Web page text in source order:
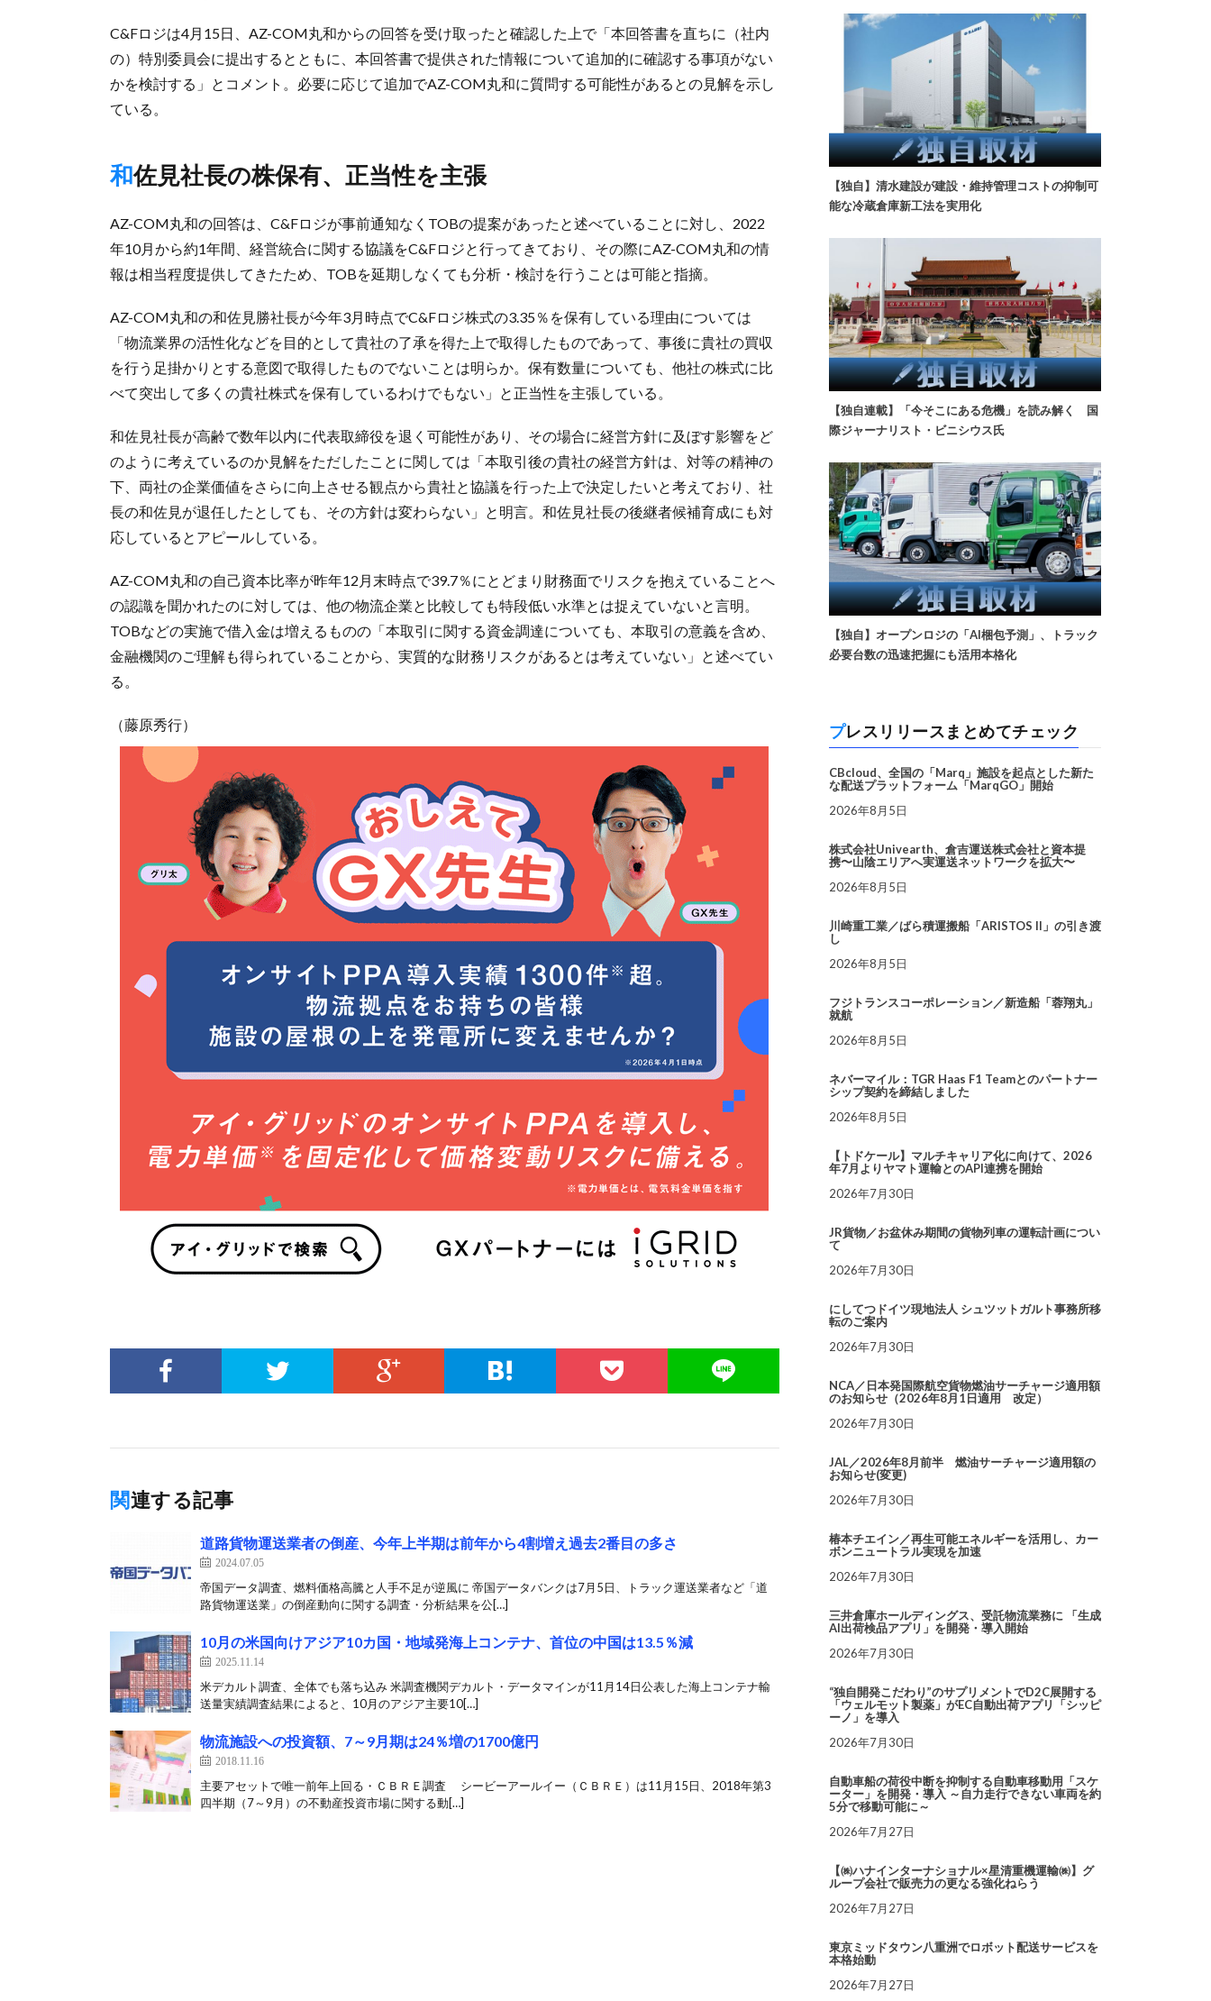
C&Fロジは4月15日、AZ-COM丸和からの回答を受け取ったと確認した上で「本回答書を直ちに（社内
の）特別委員会に提出するとともに、本回答書で提供された情報について追加的に確認する事項がない
かを検討する」とコメント。必要に応じて追加でAZ-COM丸和に質問する可能性があるとの見解を示し
ている。
和佐見社長の株保有、正当性を主張
AZ-COM丸和の回答は、C&Fロジが事前通知なくTOBの提案があったと述べていることに対し、2022
年10月から約1年間、経営統合に関する協議をC&Fロジと行ってきており、その際にAZ-COM丸和の情
報は相当程度提供してきたため、TOBを延期しなくても分析・検討を行うことは可能と指摘。
AZ-COM丸和の和佐見勝社長が今年3月時点でC&Fロジ株式の3.35％を保有している理由については
「物流業界の活性化などを目的として貴社の了承を得た上で取得したものであって、事後に貴社の買収
を行う足掛かりとする意図で取得したものでないことは明らか。保有数量についても、他社の株式に比
べて突出して多くの貴社株式を保有しているわけでもない」と正当性を主張している。
和佐見社長が高齢で数年以内に代表取締役を退く可能性があり、その場合に経営方針に及ぼす影響をど
のように考えているのか見解をただしたことに関しては「本取引後の貴社の経営方針は、対等の精神の
下、両社の企業価値をさらに向上させる観点から貴社と協議を行った上で決定したいと考えており、社
長の和佐見が退任したとしても、その方針は変わらない」と明言。和佐見社長の後継者候補育成にも対
応しているとアピールしている。
AZ-COM丸和の自己資本比率が昨年12月末時点で39.7％にとどまり財務面でリスクを抱えていることへ
の認識を聞かれたのに対しては、他の物流企業と比較しても特段低い水準とは捉えていないと言明。
TOBなどの実施で借入金は増えるものの「本取引に関する資金調達についても、本取引の意義を含め、
金融機関のご理解も得られていることから、実質的な財務リスクがあるとは考えていない」と述べてい
る。
（藤原秀行）
関連する記事
道路貨物運送業者の倒産、今年上半期は前年から4割増え過去2番目の多さ
2024.07.05
帝国データ調査、燃料価格高騰と人手不足が逆風に 帝国データバンクは7月5日、トラック運送業者など「道
路貨物運送業」の倒産動向に関する調査・分析結果を公[…]
10月の米国向けアジア10カ国・地域発海上コンテナ、首位の中国は13.5％減
2025.11.14
米デカルト調査、全体でも落ち込み 米調査機関デカルト・データマインが11月14日公表した海上コンテナ輸
送量実績調査結果によると、10月のアジア主要10[…]
物流施設への投資額、7～9月期は24％増の1700億円
2018.11.16
主要アセットで唯一前年上回る・ＣＢＲＥ調査 シービーアールイー（ＣＢＲＥ）は11月15日、2018年第3
四半期（7～9月）の不動産投資市場に関する動[…]
【独自】清水建設が建設・維持管理コストの抑制可
能な冷蔵倉庫新工法を実用化
【独自連載】「今そこにある危機」を読み解く 国
際ジャーナリスト・ビニシウス氏
【独自】オープンロジの「AI梱包予測」、トラック
必要台数の迅速把握にも活用本格化
プレスリリースまとめてチェック
CBcloud、全国の「Marq」施設を起点とした新た
な配送プラットフォーム「MarqGO」開始
2026年8月5日
株式会社Univearth、倉吉運送株式会社と資本提
携〜山陰エリアへ実運送ネットワークを拡大〜
2026年8月5日
川崎重工業／ばら積運搬船「ARISTOS II」の引き渡
し
2026年8月5日
フジトランスコーポレーション／新造船「蓉翔丸」
就航
2026年8月5日
ネバーマイル：TGR Haas F1 Teamとのパートナー
シップ契約を締結しました
2026年8月5日
【トドケール】マルチキャリア化に向けて、2026
年7月よりヤマト運輸とのAPI連携を開始
2026年7月30日
JR貨物／お盆休み期間の貨物列車の運転計画につい
て
2026年7月30日
にしてつドイツ現地法人 シュツットガルト事務所移
転のご案内
2026年7月30日
NCA／日本発国際航空貨物燃油サーチャージ適用額
のお知らせ（2026年8月1日適用 改定）
2026年7月30日
JAL／2026年8月前半 燃油サーチャージ適用額の
お知らせ(変更)
2026年7月30日
椿本チエイン／再生可能エネルギーを活用し、カー
ボンニュートラル実現を加速
2026年7月30日
三井倉庫ホールディングス、受託物流業務に 「生成
AI出荷検品アプリ」を開発・導入開始
2026年7月30日
“独自開発こだわり”のサプリメントでD2C展開する
「ウェルモット製薬」がEC自動出荷アプリ「シッピ
ーノ」を導入
2026年7月30日
自動車船の荷役中断を抑制する自動車移動用「スケ
ーター」を開発・導入 ～自力走行できない車両を約
5分で移動可能に～
2026年7月27日
【㈱ハナインターナショナル×星清重機運輸㈱】グ
ループ会社で販売力の更なる強化ねらう
2026年7月27日
東京ミッドタウン八重洲でロボット配送サービスを
本格始動
2026年7月27日